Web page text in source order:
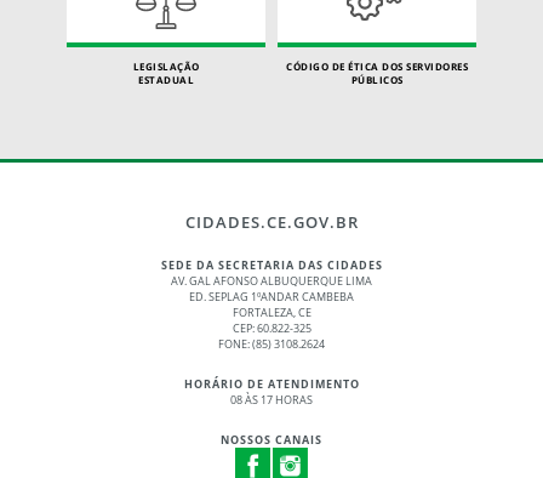
LEGISLAÇÃO
ESTADUAL
CÓDIGO DE ÉTICA DOS SERVIDORES
PÚBLICOS
CIDADES.CE.GOV.BR
SEDE DA SECRETARIA DAS CIDADES
AV. GAL AFONSO ALBUQUERQUE LIMA
ED. SEPLAG 1ºANDAR CAMBEBA
FORTALEZA, CE
CEP: 60.822-325
FONE: (85) 3108.2624
HORÁRIO DE ATENDIMENTO
08 ÀS 17 HORAS
NOSSOS CANAIS